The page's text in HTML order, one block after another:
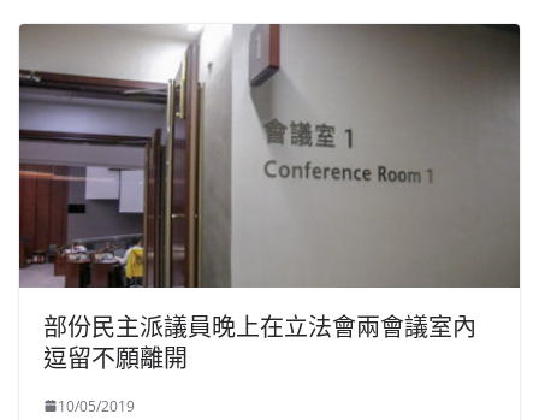
部份民主派議員晚上在立法會兩會議室內
逗留不願離開
10/05/2019